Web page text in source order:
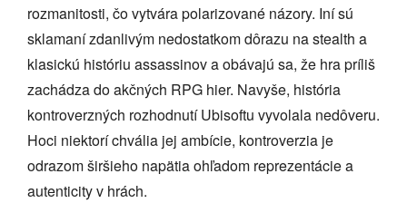
rozmanitosti, čo vytvára polarizované názory. Iní sú
sklamaní zdanlivým nedostatkom dôrazu na stealth a
klasickú históriu assassinov a obávajú sa, že hra príliš
zachádza do akčných RPG hier. Navyše, história
kontroverzných rozhodnutí Ubisoftu vyvolala nedôveru.
Hoci niektorí chvália jej ambície, kontroverzia je
odrazom širšieho napätia ohľadom reprezentácie a
autenticity v hrách.